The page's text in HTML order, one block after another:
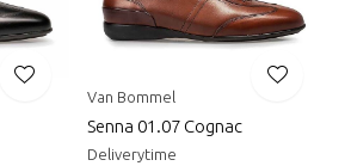
Van Bommel
Senna 01.07 Cognac
Deliverytime